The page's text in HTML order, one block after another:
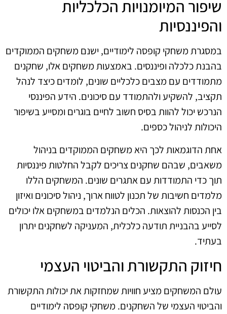
שיפור המיומנויות הכלכליות
והפיננסיות
במסגרת משחקי קופסה לימודיים, ישנם משחקים הממוקדים
בהבנת כלכלה ופיננסים. באמצעות משחקים אלו, שחקנים
מתמודדים עם מצבים כלכליים שונים, לומדים כיצד לנהל
תקציב, להשקיע ולהתמודד עם סיכונים. הידע הפיננסי
הנרכש יכול להוות בסיס חשוב לחיים בוגרים ומסייע בשיפור
היכולות לניהול כספים.
אחת הדוגמאות לכך היא משחקים הממוקדים בניהול
משאבים, שבהם שחקנים צריכים לקבל החלטות פיננסיות
תוך כדי התמודדות עם אתגרים שונים. המשחקים הללו
מלמדים חשיבות של תכנון לטווח ארוך, ניהול סיכונים ואיזון
בין הכנסות להוצאות. הכלים הנלמדים במשחקים אלו יכולים
לסייע בהבניית תודעה כלכלית, המעניקה לשחקנים יתרון
בעתיד.
חיזוק התקשורת והביטוי העצמי
עולם המשחקים מציע חוויות שמחזקות את יכולות התקשורת
והביטוי העצמי של השחקנים. משחקי קופסה לימודיים